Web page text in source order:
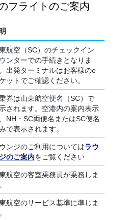
フライトのご案内
航空（SC）のチェックイン
ンターでの手続きとなりま
出発ターミナルはお客様のe
ットでご確認ください。
券は山東航空便名（SC）で
されます。空港内の案内表示
NH・SC両便名またはSC便名
で表示されます。
ンジのご利用についてはラウ
のご案内をご覧ください
航空の客室乗務員が乗務しま
航空のサービス基準に準じま